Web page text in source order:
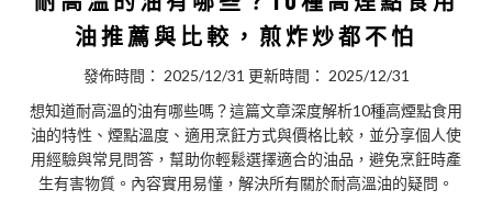
油推薦與比較，煎炸炒都不怕
發佈時間： 2025/12/31 更新時間： 2025/12/31
想知道耐高溫的油有哪些嗎？這篇文章深度解析10種高煙點食用
油的特性、煙點溫度、適用烹飪方式與價格比較，並分享個人使
用經驗與常見問答，幫助你輕鬆選擇適合的油品，避免烹飪時產
生有害物質。內容實用易懂，解決所有關於耐高溫油的疑問。